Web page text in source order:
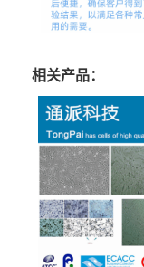
相关产品：